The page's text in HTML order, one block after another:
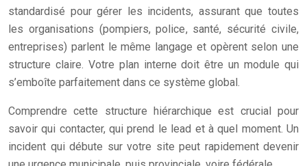
standardisé pour gérer les incidents, assurant que toutes
les organisations (pompiers, police, santé, sécurité civile,
entreprises) parlent le même langage et opèrent selon une
structure claire. Votre plan interne doit être un module qui
s’emboîte parfaitement dans ce système global.
Comprendre cette structure hiérarchique est crucial pour
savoir qui contacter, qui prend le lead et à quel moment. Un
incident qui débute sur votre site peut rapidement devenir